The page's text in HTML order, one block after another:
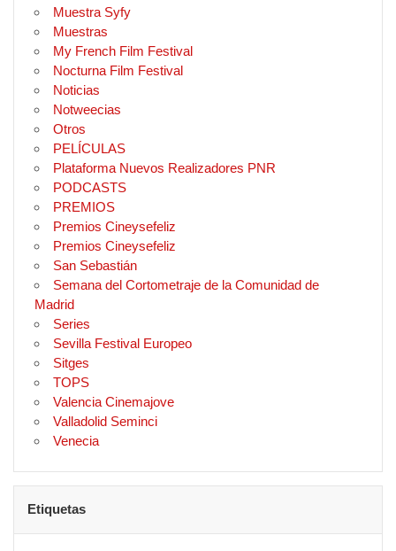
Muestra Syfy
Muestras
My French Film Festival
Nocturna Film Festival
Noticias
Notweecias
Otros
PELÍCULAS
Plataforma Nuevos Realizadores PNR
PODCASTS
PREMIOS
Premios Cineysefeliz
Premios Cineysefeliz
San Sebastián
Semana del Cortometraje de la Comunidad de
Madrid
Series
Sevilla Festival Europeo
Sitges
TOPS
Valencia Cinemajove
Valladolid Seminci
Venecia
Etiquetas